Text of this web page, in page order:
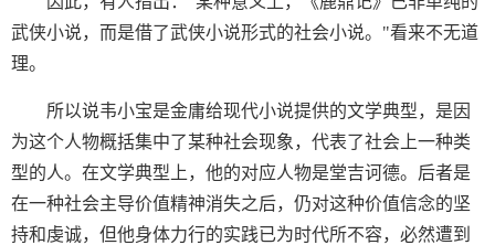
武侠小说，而是借了武侠小说形式的社会小说。"看来不无道
理。
所以说韦小宝是金庸给现代小说提供的文学典型，是因
为这个人物概括集中了某种社会现象，代表了社会上一种类
型的人。在文学典型上，他的对应人物是堂吉诃德。后者是
在一种社会主导价值精神消失之后，仍对这种价值信念的坚
持和虔诚，但他身体力行的实践已为时代所不容，必然遭到